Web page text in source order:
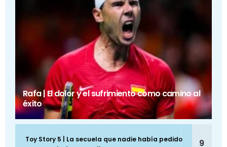
Rafa | El dolor y el sufrimiento como camino al
éxito
Toy Story 5 | La secuela que nadie había pedido
9